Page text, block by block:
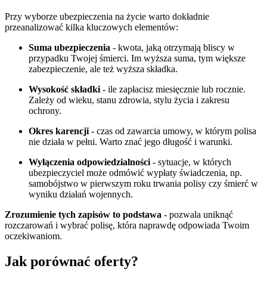
Przy wyborze ubezpieczenia na życie warto dokładnie
przeanalizować kilka kluczowych elementów:
Suma ubezpieczenia - kwota, jaką otrzymają bliscy w
przypadku Twojej śmierci. Im wyższa suma, tym większe
zabezpieczenie, ale też wyższa składka.
Wysokość składki - ile zapłacisz miesięcznie lub rocznie.
Zależy od wieku, stanu zdrowia, stylu życia i zakresu
ochrony.
Okres karencji - czas od zawarcia umowy, w którym polisa
nie działa w pełni. Warto znać jego długość i warunki.
Wyłączenia odpowiedzialności - sytuacje, w których
ubezpieczyciel może odmówić wypłaty świadczenia, np.
samobójstwo w pierwszym roku trwania polisy czy śmierć w
wyniku działań wojennych.
Zrozumienie tych zapisów to podstawa - pozwala uniknąć
rozczarowań i wybrać polisę, która naprawdę odpowiada Twoim
oczekiwaniom.
Jak porównać oferty?